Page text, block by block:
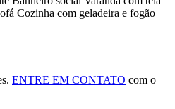
Cozinha com geladeira e fogão
ENTRE EM CONTATO com o